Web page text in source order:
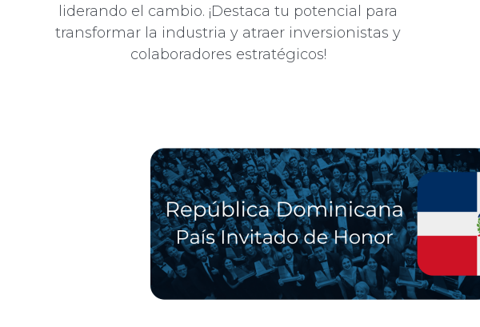
liderando el cambio. ¡Destaca tu potencial para
transformar la industria y atraer inversionistas y
colaboradores estratégicos!